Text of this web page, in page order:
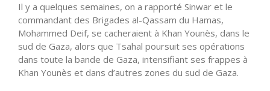
Il y a quelques semaines, on a rapporté Sinwar et le
commandant des Brigades al-Qassam du Hamas,
Mohammed Deif, se cacheraient à Khan Younès, dans le
sud de Gaza, alors que Tsahal poursuit ses opérations
dans toute la bande de Gaza, intensifiant ses frappes à
Khan Younès et dans d’autres zones du sud de Gaza.